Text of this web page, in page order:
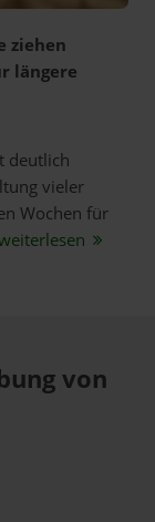
ziehen
längere
deutlich
vieler
Wochen für
von